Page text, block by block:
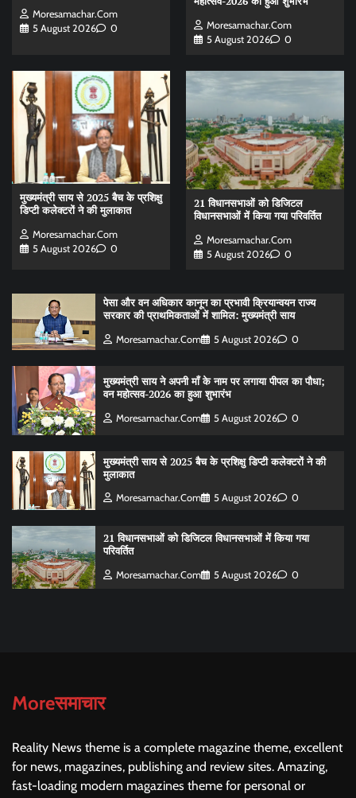
Moresamachar.com
5 August 2026
0
Moresamachar.com
5 August 2026
0
मुख्यमंत्री साय से 2025 बैच के प्रशिक्षु
डिप्टी कलेक्टरों ने की मुलाकात
Moresamachar.com
5 August 2026
0
21 विधानसभाओं को डिजिटल
विधानसभाओं में किया गया परिवर्तित
Moresamachar.com
5 August 2026
0
पेसा और वन अधिकार कानून का प्रभावी क्रियान्वयन राज्य
सरकार की प्राथमिकताओं में शामिल: मुख्यमंत्री साय
Moresamachar.com 5 August 2026 0
मुख्यमंत्री साय ने अपनी माँ के नाम पर लगाया पीपल का पौधा;
वन महोत्सव-2026 का हुआ शुभारंभ
Moresamachar.com 5 August 2026 0
मुख्यमंत्री साय से 2025 बैच के प्रशिक्षु डिप्टी कलेक्टरों ने की
मुलाकात
Moresamachar.com 5 August 2026 0
21 विधानसभाओं को डिजिटल विधानसभाओं में किया गया
परिवर्तित
Moresamachar.com 5 August 2026 0
Moreसमाचार
Reality News theme is a complete magazine theme, excellent
for news, magazines, publishing and review sites. Amazing,
fast-loading modern magazines theme for personal or